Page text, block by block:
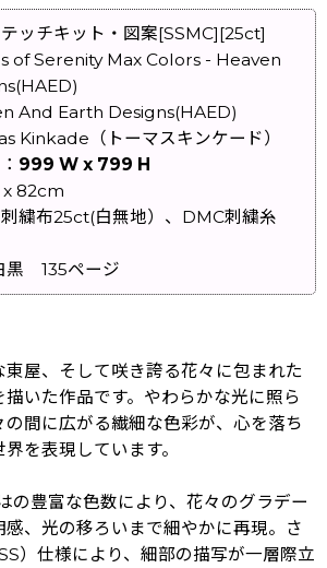
ッチキット・図案[SSMC][25ct]
of Serenity Max Colors - Heaven
And Earth Designs(HAED)
Kinkade（トーマスキンケード）
999 W x 799 H
x 82cm
繍布25ct(白無地）、DMC刺繍糸
黒 135ページ
屋、そして咲き誇る花々に包まれた
いた作品です。やわらかな光に照ら
の間に広がる繊細な色彩が、心を落ち
を表現しています。
の豊富な色数により、花々のグラデー
、光の移ろいまで細やかに再現。さ
）仕様により、細部の描写が一層際立